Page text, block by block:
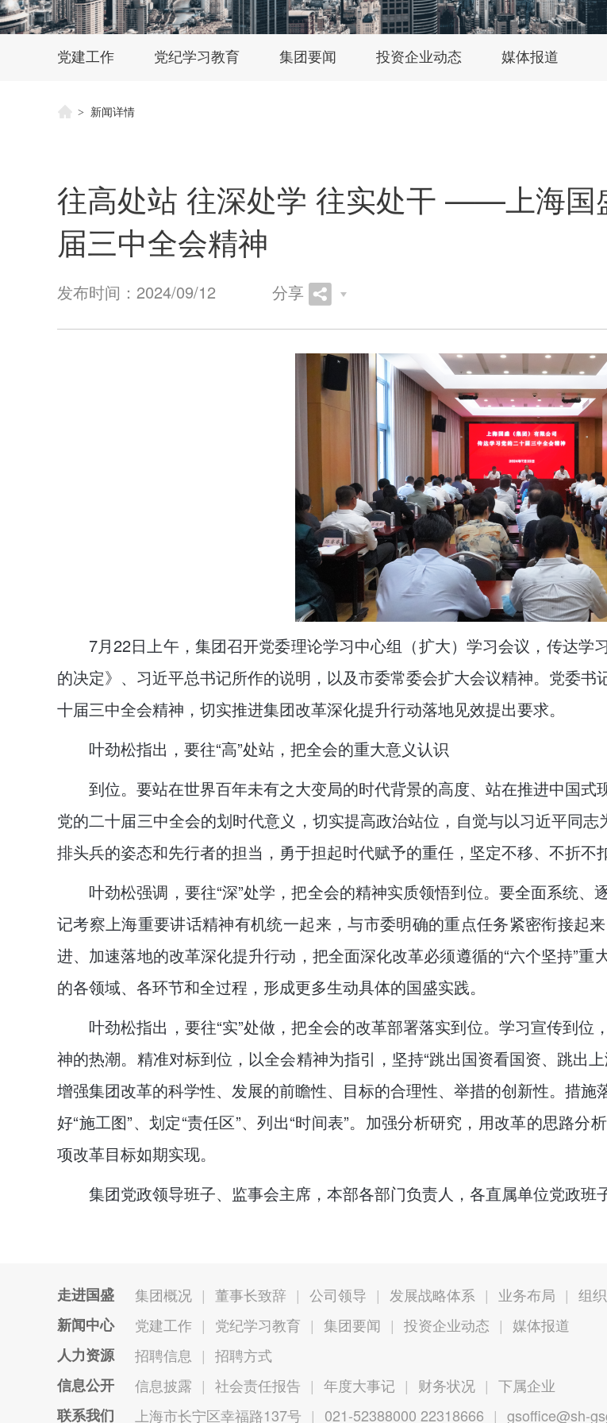
党建工作 党纪学习教育 集团要闻 投资企业动态 媒体报道
> 新闻详情
往高处站 往深处学 往实处干 ——上海国
届三中全会精神
发布时间：2024/09/12 分享
7月22日上午，集团召开党委理论学习中心组（扩大）学习会议，传达
的决定》、习近平总书记所作的说明，以及市委常委会扩大会议精神。党委
十届三中全会精神，切实推进集团改革深化提升行动落地见效提出要求。
叶劲松指出，要往“高”处站，把全会的重大意义认识
到位。要站在世界百年未有之大变局的时代背景的高度、站在推进中国
党的二十届三中全会的划时代意义，切实提高政治站位，自觉与以习近平同
排头兵的姿态和先行者的担当，勇于担起时代赋予的重任，坚定不移、不折不
叶劲松强调，要往“深”处学，把全会的精神实质领悟到位。要全面系统
记考察上海重要讲话精神有机统一起来，与市委明确的重点任务紧密衔接起
进、加速落地的改革深化提升行动，把全面深化改革必须遵循的“六个坚持”
的各领域、各环节和全过程，形成更多生动具体的国盛实践。
叶劲松指出，要往“实”处做，把全会的改革部署落实到位。学习宣传到
神的热潮。精准对标到位，以全会精神为指引，坚持“跳出国资看国资、跳出
增强集团改革的科学性、发展的前瞻性、目标的合理性、举措的创新性。措
好“施工图”、划定“责任区”、列出“时间表”。加强分析研究，用改革的思路
项改革目标如期实现。
集团党政领导班子、监事会主席，本部各部门负责人，各直属单位党政班
走进国盛 集团概况 | 董事长致辞 | 公司领导 | 发展战略体系 | 业务布局 | 组
新闻中心
党建工作 | 党纪学习教育 | 集团要闻 | 投资企业动态 | 媒体报道
人力资源
招聘信息 | 招聘方式
信息公开
信息披露 | 社会责任报告 | 年度大事记 | 财务状况 | 下属企业
联系我们
上海市长宁区幸福路137号 | 021-52388000 22318666 | gsoffice@sh-